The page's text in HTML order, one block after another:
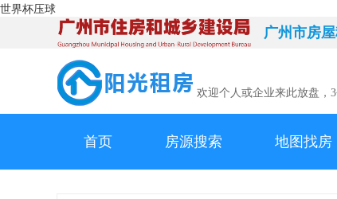
世界杯压球
广州市房
欢迎个人或企业来此放盘，
首页 房源搜索 地图找房